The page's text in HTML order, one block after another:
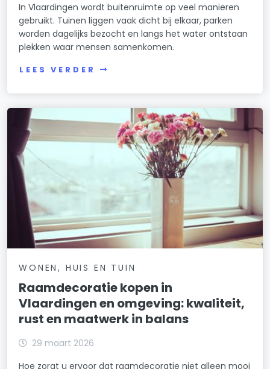
In Vlaardingen wordt buitenruimte op veel manieren
gebruikt. Tuinen liggen vaak dicht bij elkaar, parken
worden dagelijks bezocht en langs het water ontstaan
plekken waar mensen samenkomen.
LEES VERDER
WONEN, HUIS EN TUIN
Raamdecoratie kopen in
Vlaardingen en omgeving: kwaliteit,
rust en maatwerk in balans
29 maart 2026
Hoe zorgt u ervoor dat raamdecoratie niet alleen mooi